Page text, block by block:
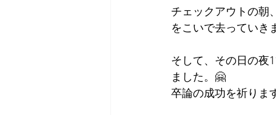
チェックアウトの朝
をこいで去っていき
そして、その日の夜
ました。🤗
卒論の成功を祈りま